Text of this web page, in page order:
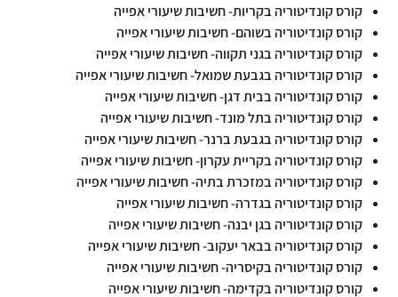
קורס קונדיטוריה בקריות- חשיבות שיעורי אפייה
קורס קונדיטוריה בשוהם- חשיבות שיעורי אפייה
קורס קונדיטוריה בגני תקווה- חשיבות שיעורי אפייה
קורס קונדיטוריה בגבעת שמואל- חשיבות שיעורי אפייה
קורס קונדיטוריה בבית דגן- חשיבות שיעורי אפייה
קורס קונדיטוריה בתל מונד- חשיבות שיעורי אפייה
קורס קונדיטוריה בגבעת ברנר- חשיבות שיעורי אפייה
קורס קונדיטוריה בקריית עקרון- חשיבות שיעורי אפייה
קורס קונדיטוריה במזכרת בתיה- חשיבות שיעורי אפייה
קורס קונדיטוריה בגדרה- חשיבות שיעורי אפייה
קורס קונדיטוריה בגן יבנה- חשיבות שיעורי אפייה
קורס קונדיטוריה בבאר יעקוב- חשיבות שיעורי אפייה
קורס קונדיטוריה בקיסריה- חשיבות שיעורי אפייה
קורס קונדיטוריה בקדימה- חשיבות שיעורי אפייה